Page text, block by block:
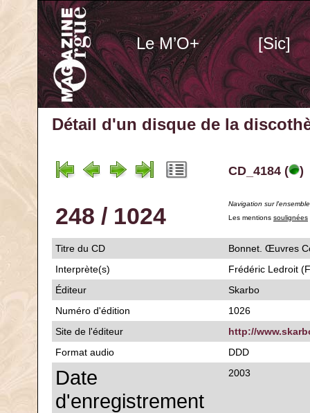
Le M’O+ [Sic]
Détail d'un disque de la
CD_4184 ( )
248 / 1024
Navigation sur
Les mentions soulignées
Titre du CD
Bonnet. Œuvres
Interprète(s)
Frédéric Ledroit
Éditeur
Skarbo
Numéro d'édition
1026
Site de l'éditeur
http://
Format audio
DDD
Date
d'enregistrement
2003